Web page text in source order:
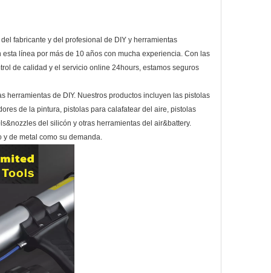
fabricante y del profesional de DIY y herramientas
esta línea por más de 10 años con mucha experiencia. Con las
de calidad y el servicio online 24hours, estamos seguros
herramientas de DIY. Nuestros productos incluyen las pistolas
de la pintura, pistolas para calafatear del aire, pistolas
del silicón y otras herramientas del air&battery.
de metal como su demanda.